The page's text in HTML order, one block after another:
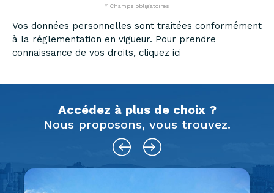
* Champs obligatoires
Vos données personnelles sont traitées conformément
à la réglementation en vigueur. Pour prendre
connaissance de vos droits, cliquez ici
Accédez à plus de choix ?
Nous proposons, vous trouvez.